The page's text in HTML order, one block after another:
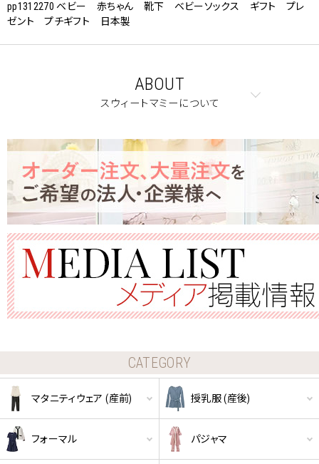
pp1312270 ベビー 赤ちゃん 靴下 ベビーソックス ギフト プレ
ゼント プチギフト 日本製
ABOUT
スウィートマミーについて
CATEGORY
マタニティウェア (産前) 授乳服 (産後)
フォーマル パジャマ
クーポンコードをコピーしました。
ショッピングカート画面にてご入力ください。